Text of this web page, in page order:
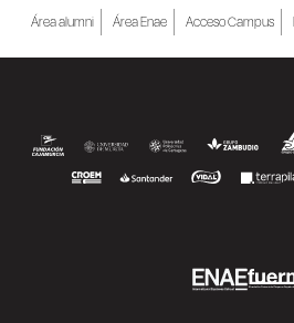
Área alumni Área Enae Acceso Campus